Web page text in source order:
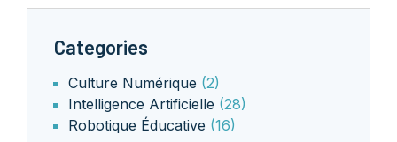
Categories
Culture Numérique (2)
Intelligence Artificielle (28)
Robotique Éducative (16)